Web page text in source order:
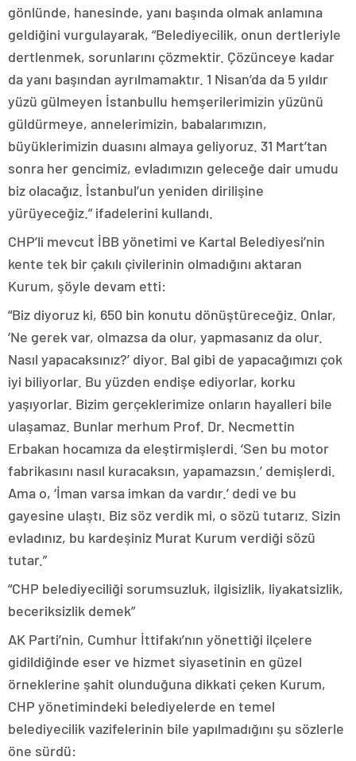
gönlünde, hanesinde, yanı başında olmak anlamına
geldiğini vurgulayarak, “Belediyecilik, onun dertleriyle
dertlenmek, sorunlarını çözmektir. Çözünceye kadar
da yanı başından ayrılmamaktır. 1 Nisan’da da 5 yıldır
yüzü gülmeyen İstanbullu hemşerilerimizin yüzünü
güldürmeye, annelerimizin, babalarımızın,
büyüklerimizin duasını almaya geliyoruz. 31 Mart’tan
sonra her gencimiz, evladımızın geleceğe dair umudu
biz olacağız. İstanbul’un yeniden dirilişine
yürüyeceğiz.” ifadelerini kullandı.
CHP’li mevcut İBB yönetimi ve Kartal Belediyesi’nin
kente tek bir çakılı çivilerinin olmadığını aktaran
Kurum, şöyle devam etti:
“Biz diyoruz ki, 650 bin konutu dönüştüreceğiz. Onlar,
‘Ne gerek var, olmazsa da olur, yapmasanız da olur.
Nasıl yapacaksınız?’ diyor. Bal gibi de yapacağımızı çok
iyi biliyorlar. Bu yüzden endişe ediyorlar, korku
yaşıyorlar. Bizim gerçeklerimize onların hayalleri bile
ulaşamaz. Bunlar merhum Prof. Dr. Necmettin
Erbakan hocamıza da eleştirmişlerdi. ‘Sen bu motor
fabrikasını nasıl kuracaksın, yapamazsın.’ demişlerdi.
Ama o, ‘İman varsa imkan da vardır.’ dedi ve bu
gayesine ulaştı. Biz söz verdik mi, o sözü tutarız. Sizin
evladınız, bu kardeşiniz Murat Kurum verdiği sözü
tutar.”
“CHP belediyeciliği sorumsuzluk, ilgisizlik, liyakatsizlik,
beceriksizlik demek”
AK Parti’nin, Cumhur İttifakı’nın yönettiği ilçelere
gidildiğinde eser ve hizmet siyasetinin en güzel
örneklerine şahit olunduğuna dikkati çeken Kurum,
CHP yönetimindeki belediyelerde en temel
belediyecilik vazifelerinin bile yapılmadığını şu sözlerle
öne sürdü: